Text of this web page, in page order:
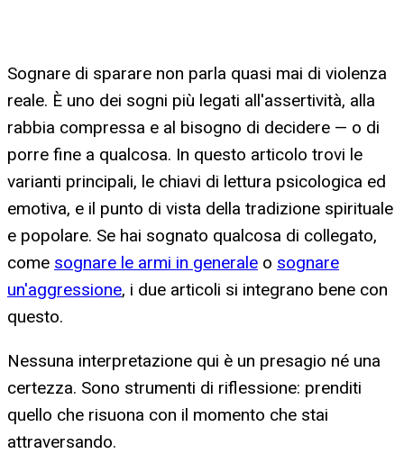
Sognare di sparare non parla quasi mai di violenza
reale. È uno dei sogni più legati all'assertività, alla
rabbia compressa e al bisogno di decidere — o di
porre fine a qualcosa. In questo articolo trovi le
varianti principali, le chiavi di lettura psicologica ed
emotiva, e il punto di vista della tradizione spirituale
e popolare. Se hai sognato qualcosa di collegato,
come sognare le armi in generale o sognare
un'aggressione, i due articoli si integrano bene con
questo.
Nessuna interpretazione qui è un presagio né una
certezza. Sono strumenti di riflessione: prenditi
quello che risuona con il momento che stai
attraversando.